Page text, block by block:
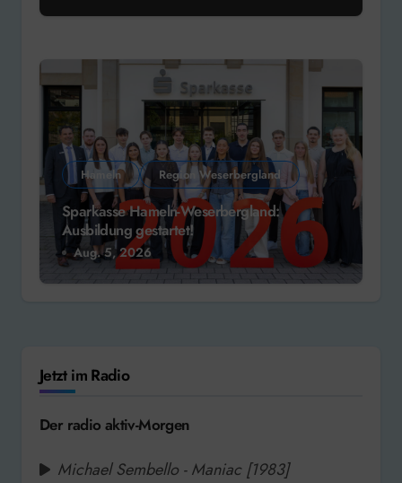
Hameln Region Weserbergland
Sparkasse Hameln-Weserbergland:
Ausbildung gestartet!
Aug. 5, 2026
Jetzt im Radio
Der radio aktiv-Morgen
Michael Sembello - Maniac [1983]